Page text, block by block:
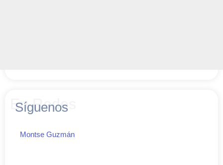
En Redes
Síguenos
Montse Guzmán